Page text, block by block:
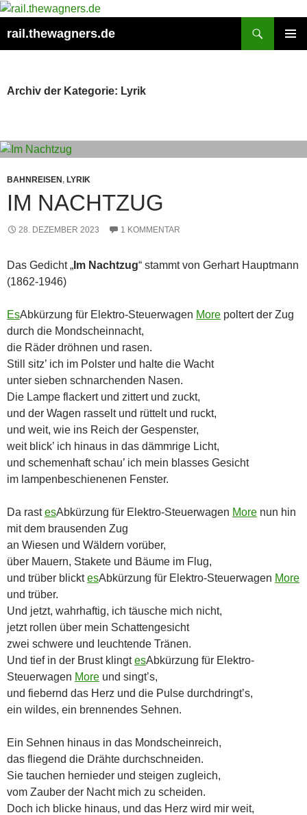
Zum
springen
rail.thewagners.de
Archiv der Kategorie: Lyrik
BAHNREISEN, LYRIK
IM NACHTZUG
28. DEZEMBER 2023 1 KOMMENTAR
Das Gedicht „ Im Nachtzug“ stammt von Gerhart Hauptmann
(1862-1946)
EsAbkürzung für Elektro-Steuerwagen More poltert der Zug
durch die Mondscheinnacht,
die Räder dröhnen und rasen.
Still sitz’ ich im Polster und halte die Wacht
unter sieben schnarchenden Nasen.
Die Lampe flackert und zittert und zuckt,
und der Wagen rasselt und rüttelt und ruckt,
und weit, wie ins Reich der Gespenster,
weit blick’ ich hinaus in das dämmrige Licht,
und schemenhaft schau’ ich mein blasses Gesicht
im lampenbeschienenen Fenster.
Da rastesAbkürzung für Elektro-Steuerwagen More nun hin
mit dem brausenden Zug
an Wiesen und Wäldern vorüber,
über Mauern, Stakete und Bäume im Flug,
und trüber blicktesAbkürzung für Elektro-Steuerwagen More
und trüber.
Und jetzt, wahrhaftig, ich täusche mich nicht,
jetzt rollen über mein Schattengesicht
zwei schwere und leuchtende Tränen.
Und tief in der Brust klingtesAbkürzung für Elektro-
Steuerwagen More und singt’s,
und fiebernd das Herz und die Pulse durchdringt’s,
ein wildes, ein brennendes Sehnen.
Ein Sehnen hinaus in das Mondscheinreich,
das fliegend die Drähte durchschneiden.
Sie tauchen hernieder und steigen zugleich,
vom Zauber der Nacht mich zu scheiden.
Doch ich blicke hinaus, und das Herz wird mir weit,